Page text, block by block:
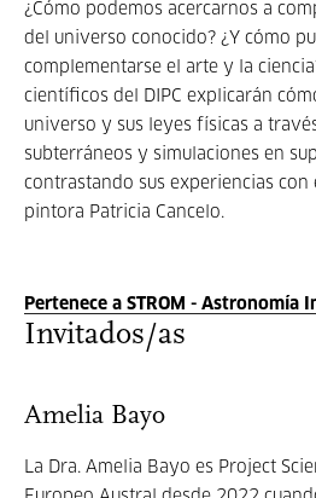
¿Cómo podemos acercarnos a
del universo conocido? ¿Y cómo
complementarse el arte y la
científicos del DIPC explicarán
universo y sus leyes físicas a
subterráneos y simulaciones en
contrastando sus experiencias
pintora Patricia Cancelo.
Pertenece a STROM - Astronomía
Invitados/as
Amelia Bayo
La Dra. Amelia Bayo es Project